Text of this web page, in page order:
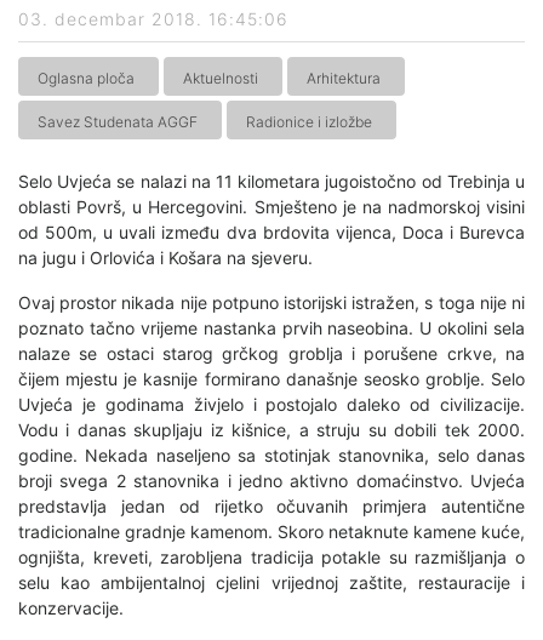
03. decembar 2018. 16:45:06
Oglasna ploča Aktuelnosti Arhitektura
Savez Studenata AGGF Radionice i izložbe
Selo Uvjeća se nalazi na 11 kilometara jugoistočno od Trebinja u
oblasti Površ, u Hercegovini. Smješteno je na nadmorskoj visini
od 500m, u uvali između dva brdovita vijenca, Doca i Burevca
na jugu i Orlovića i Košara na sjeveru.
Ovaj prostor nikada nije potpuno istorijski istražen, s toga nije ni
poznato tačno vrijeme nastanka prvih naseobina. U okolini sela
nalaze se ostaci starog grčkog groblja i porušene crkve, na
čijem mjestu je kasnije formirano današnje seosko groblje. Selo
Uvjeća je godinama živjelo i postojalo daleko od civilizacije.
Vodu i danas skupljaju iz kišnice, a struju su dobili tek 2000.
godine. Nekada naseljeno sa stotinjak stanovnika, selo danas
broji svega 2 stanovnika i jedno aktivno domaćinstvo. Uvjeća
predstavlja jedan od rijetko očuvanih primjera autentične
tradicionalne gradnje kamenom. Skoro netaknute kamene kuće,
ognjišta, kreveti, zarobljena tradicija potakle su razmišljanja o
selu kao ambijentalnoj cjelini vrijednoj zaštite, restauracije i
konzervacije.